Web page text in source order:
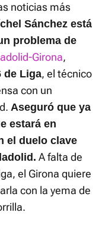
noticias más
Sánchez está
problema de
Girona,
de Liga, el técnico
con un
Aseguró que ya
estará en
el duelo clave
A falta de
el Girona quiere
con la yema de